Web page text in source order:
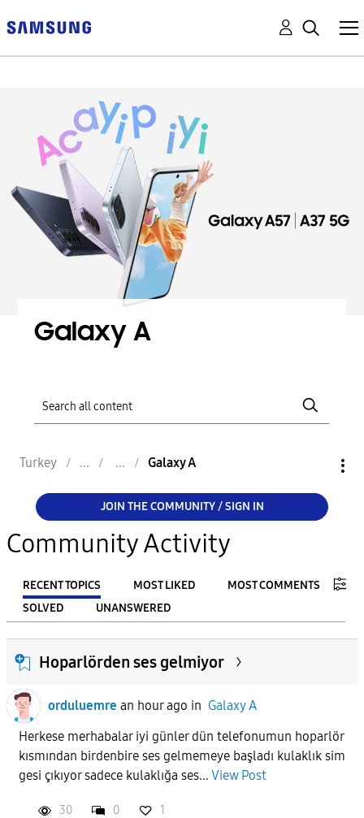
Galaxy A
Turkey Galaxy A
JOIN THE COMMUNITY / SIGN IN
Community Activity
RECENT TOPICS MOST LIKED
MOST COMMENTS
SOLVED
UNANSWERED
FILTER:
From
To
Hoparlörden ses gelmiyor
orduluemre an hour ago in Galaxy A
Herkese merhabalar iyi günler dün telefonumun hoparlör
kısmından birdenbire ses gelmemeye başladı kulaklık sim
gesi çıkıyor sadece kulaklığa ses... View Post
30 0 1